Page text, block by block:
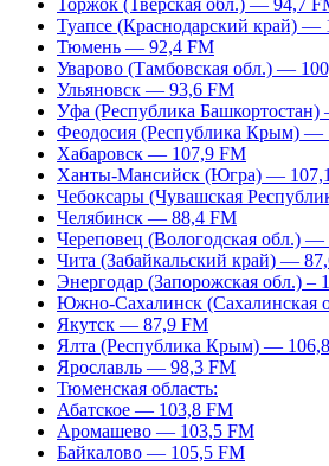
Торжок (Тверская обл.) — 94,7
Туапсе (Краснодарский край) —
Тюмень — 92,4 FM
Уварово (Тамбовская обл.) —
Ульяновск — 93,6 FM
Уфа (Республика
Феодосия (Республика Крым) —
Хабаровск — 107,9 FM
Ханты-Мансийск (Югра) —
Чебоксары (Чувашская
Челябинск — 88,4 FM
Череповец (Вологодская обл.) —
Чита (Забайкальский край) —
Энергодар (Запорожская обл.) –
Южно-Сахалинск (Сахалинская
Якутск — 87,9 FM
Ялта (Республика Крым) —
Ярославль — 98,3 FM
Тюменская область:
Абатское — 103,8 FM
Аромашево — 103,5 FM
Байкалово — 105,5 FM